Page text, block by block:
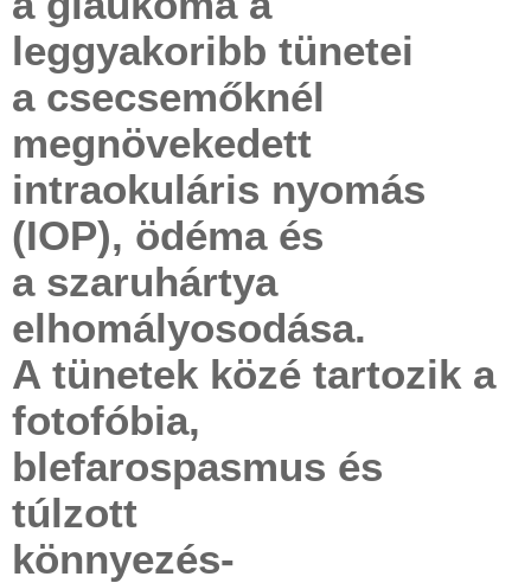
leggyakoribb tünetei
a csecsemőknél
megnövekedett
intraokuláris nyomás
(IOP), ödéma és
a szaruhártya
elhomályosodása.
A tünetek közé tartozik a
fotofóbia,
blefarospasmus és
túlzott
könnyezés-